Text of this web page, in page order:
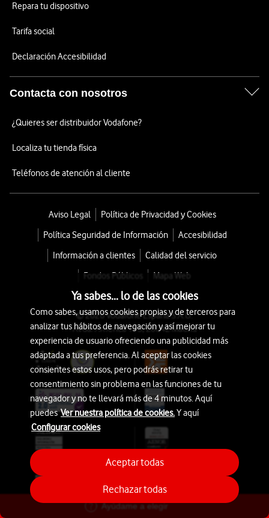
Ayúdame a elegir
Repara tu dispositivo
Tarifa social
Declaración Accesibilidad
Contacta con nosotros
¿Quieres ser distribuidor Vodafone?
Localiza tu tienda física
Teléfonos de atención al cliente
Aviso Legal
Política de Privacidad y Cookies
Política Seguridad de Información
Accesibilidad
Información a clientes
Calidad del servicio
Fondos Públicos
Mapa Web
© 2026 Vodafone España S.A.U.
Avda. América 115, 28042 Madrid
Ya sabes... lo de las cookies
Como sabes, usamos cookies propias y de terceros para
analizar tus hábitos de navegación y así mejorar tu
experiencia de usuario ofreciendo una publicidad más
adaptada a tus preferencia. Al aceptar las cookies
consientes estos usos, pero podrás retirar tu
consentimiento sin problema en las funciones de tu
navegador y no te llevará más de 4 minutos. Aquí
puedesVer nuestra política de cookies.Y aquí
Configurar cookies
Rechazar todas
Aceptar todas